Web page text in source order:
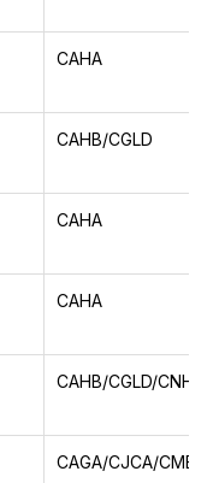
CAHA
CAHB/CGLD
CAHA
CAHA
CAHB/CGLD/CNHC
CAGA/CJCA/